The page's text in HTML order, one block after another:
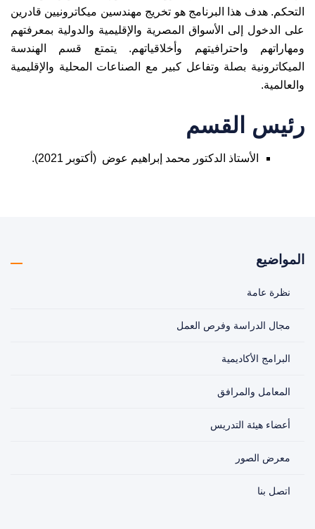
التحكم. هدف هذا البرنامج هو تخريج مهندسين ميكاترونيين قادرين
على الدخول إلى الأسواق المصرية والإقليمية والدولية بمعرفتهم
ومهاراتهم واحترافيتهم وأخلاقياتهم. يتمتع قسم الهندسة
الميكاترونية بصلة وتفاعل كبير مع الصناعات المحلية والإقليمية
والعالمية.
رئيس القسم
الأستاذ الدكتور محمد إبراهيم عوض (أكتوبر 2021).
المواضيع
نظرة عامة
مجال الدراسة وفرص العمل
البرامج الأكاديمية
المعامل والمرافق
أعضاء هيئة التدريس
معرض الصور
اتصل بنا